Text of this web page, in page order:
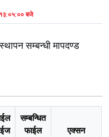
बजे
सम्बन्धी मापदण्ड
सम्बन्धित
फाईल
एक्सन